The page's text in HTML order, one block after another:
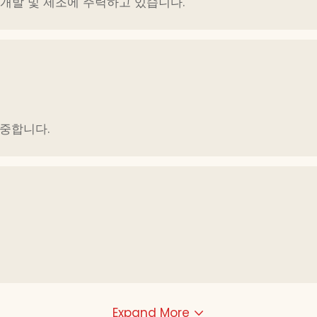
합니다.
Expand More